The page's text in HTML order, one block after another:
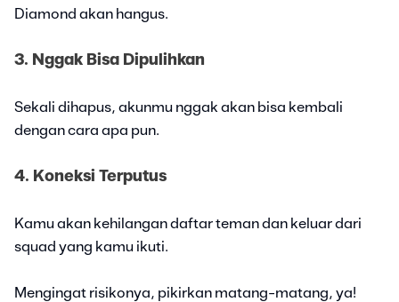
Diamond akan hangus.
3. Nggak Bisa Dipulihkan
Sekali dihapus, akunmu nggak akan bisa kembali
dengan cara apa pun.
4. Koneksi Terputus
Kamu akan kehilangan daftar teman dan keluar dari
squad yang kamu ikuti.
Mengingat risikonya, pikirkan matang-matang, ya!